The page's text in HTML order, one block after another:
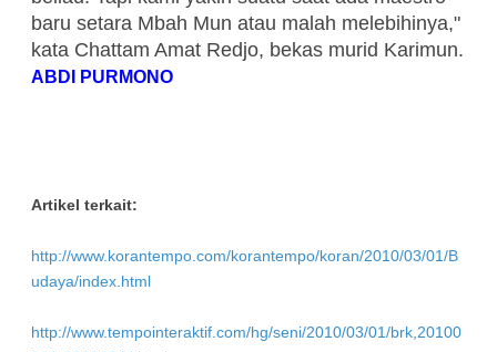
baru setara Mbah Mun atau malah melebihinya,"
kata Chattam Amat Redjo, bekas murid Karimun.
ABDI PURMONO
Artikel terkait:
http://www.korantempo.com/korantempo/koran/2010/03/01/B
udaya/index.html
http://www.tempointeraktif.com/hg/seni/2010/03/01/brk,20100